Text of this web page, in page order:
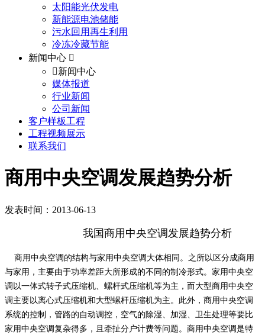
太阳能光伏发电
新能源电池储能
污水回用再生利用
冷冻冷藏节能
新闻中心
新闻中心
媒体报道
行业新闻
公司新闻
客户样板工程
工程视频展示
联系我们
商用中央空调发展趋势分析
发表时间：2013-06-13
我国商用中央空调发展趋势分析
商用中央空调的结构与家用中央空调大体相同。之所以区分成商用
与家用，主要由于功率差距大所形成的不同的制冷形式。家用中央空
调以一体式转子式压缩机、螺杆式压缩机等为主，而大型商用中央空
调主要以离心式压缩机和大型螺杆压缩机为主。此外，商用中央空调
系统的控制，管路的自动调控，空气的除湿、加湿、卫生处理等要比
家用中央空调复杂得多，且牵扯分户计费等问题。商用中央空调是特